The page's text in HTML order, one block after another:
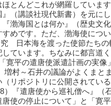
ほとんどこれが網羅してい
（講談社現代新書）を元に
渤海国とは何か』（歴史文
すめです。ただ、渤海使に
日本海を渡った使節たち
ています。ちなみに都言道
寛平の遣唐使派遣計画の実
村～石井の議論がよくまと
リポジトリに公開されてい
）『遣唐使から巡礼僧へ』
使の停止について」と「寛